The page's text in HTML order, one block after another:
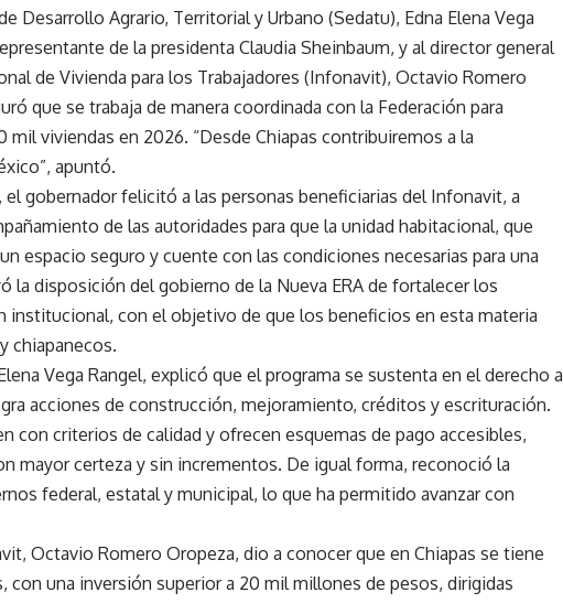
Desarrollo Agrario, Territorial y Urbano (Sedatu), Edna Elena Vega
de la presidenta Claudia Sheinbaum, y al director general
de Vivienda para los Trabajadores (Infonavit), Octavio Romero
que se trabaja de manera coordinada con la Federación para
viviendas en 2026. “Desde Chiapas contribuiremos a la
apuntó.
gobernador felicitó a las personas beneficiarias del Infonavit, a
de las autoridades para que la unidad habitacional, que
espacio seguro y cuente con las condiciones necesarias para una
la disposición del gobierno de la Nueva ERA de fortalecer los
institucional, con el objetivo de que los beneficios en esta materia
chiapanecos.
Vega Rangel, explicó que el programa se sustenta en el derecho a
acciones de construcción, mejoramiento, créditos y escrituración.
con criterios de calidad y ofrecen esquemas de pago accesibles,
mayor certeza y sin incrementos. De igual forma, reconoció la
federal, estatal y municipal, lo que ha permitido avanzar con
Octavio Romero Oropeza, dio a conocer que en Chiapas se tiene
con una inversión superior a 20 mil millones de pesos, dirigidas